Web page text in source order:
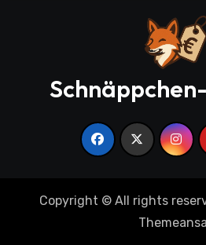
Copyright © All rights